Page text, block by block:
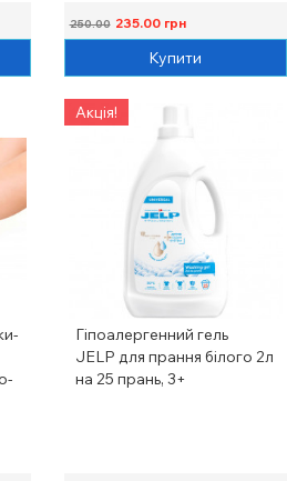
250.00 235.00грн
Купити
Акція!
Гіпоалергенний гель
JELP для прання білого 2л
на 25 прань, 3+